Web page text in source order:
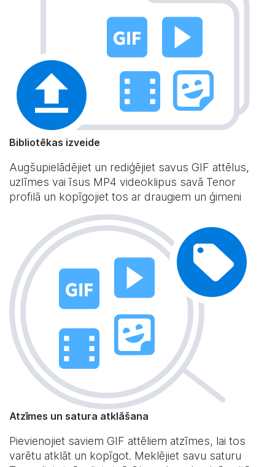
Bibliotēkas izveide
Augšupielādējiet un rediģējiet savus GIF attēlus,
uzlīmes vai īsus MP4 videoklipus savā Tenor
profilā un kopīgojiet tos ar draugiem un ģimeni
Atzīmes un satura atklāšana
Pievienojiet saviem GIF attēliem atzīmes, lai tos
varētu atklāt un kopīgot. Meklējiet savu saturu